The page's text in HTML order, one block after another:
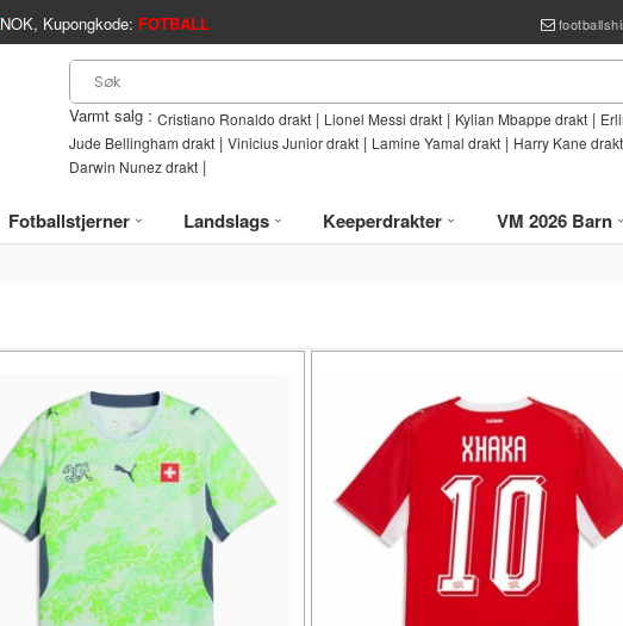
NOK, Kupongkode: FOTBALL
Varmt salg : Cristiano Ronaldo drakt | Lionel Messi drakt | Kylian Mbappe drakt |
Jude Bellingham drakt | Vinicius Junior drakt | Lamine Yamal drakt | Harry Kane drakt
Darwin Nunez drakt |
Fotballstjerner Landslags Keeperdrakter VM 2026 Barn